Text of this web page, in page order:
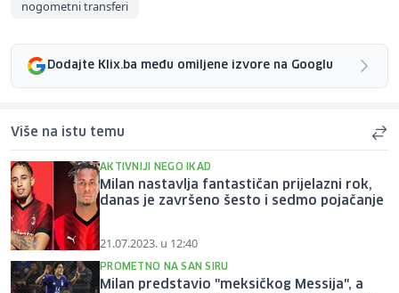
nogometni transferi
Dodajte Klix.ba među omiljene izvore na Googlu
Više na istu temu
AKTIVNIJI NEGO IKAD
Milan nastavlja fantastičan prijelazni rok,
danas je završeno šesto i sedmo pojačanje
21.07.2023. u 12:40
PROMETNO NA SAN SIRU
Milan predstavio "meksičkog Messija", a